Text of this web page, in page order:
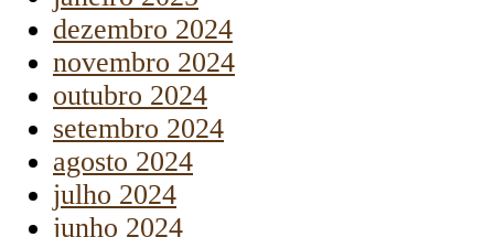
dezembro 2024
novembro 2024
outubro 2024
setembro 2024
agosto 2024
julho 2024
junho 2024